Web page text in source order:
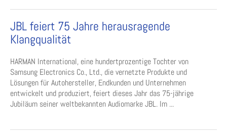
JBL feiert 75 Jahre herausragende
Klangqualität
HARMAN International, eine hundertprozentige Tochter von
Samsung Electronics Co., Ltd., die vernetzte Produkte und
Lösungen für Autohersteller, Endkunden und Unternehmen
entwickelt und produziert, feiert dieses Jahr das 75-jährige
Jubiläum seiner weltbekannten Audiomarke JBL. Im ...